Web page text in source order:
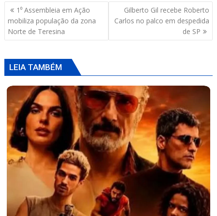
Navegação
de
Post
1⁰ Assembleia em Ação
mobiliza população da zona
Norte de Teresina
Gilberto Gil recebe Roberto
Carlos no palco em despedida
de SP
LEIA TAMBÉM